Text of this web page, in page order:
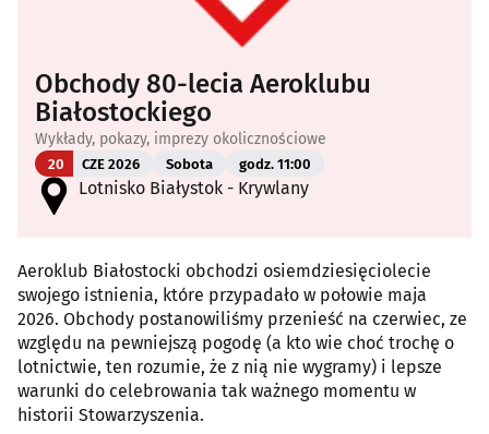
Obchody 80-lecia Aeroklubu
Białostockiego
Wykłady, pokazy, imprezy okolicznościowe
20 CZE 2026 Sobota godz. 11:00
Lotnisko Białystok - Krywlany
Aeroklub Białostocki obchodzi osiemdziesięciolecie
swojego istnienia, które przypadało w połowie maja
2026. Obchody postanowiliśmy przenieść na czerwiec, ze
względu na pewniejszą pogodę (a kto wie choć trochę o
lotnictwie, ten rozumie, że z nią nie wygramy) i lepsze
warunki do celebrowania tak ważnego momentu w
historii Stowarzyszenia.